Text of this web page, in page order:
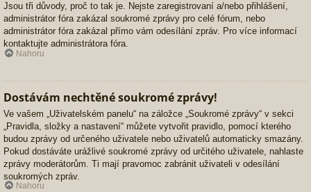
Jsou tři důvody, proč to tak je. Nejste zaregistrovaní a/nebo přihlášení,
administrátor fóra zakázal soukromé zprávy pro celé fórum, nebo
administrátor fóra zakázal přímo vám odesílání zpráv. Pro více informací
kontaktujte administrátora fóra.
Nahoru
Dostávám nechtěné soukromé zprávy!
Ve vašem „Uživatelském panelu“ na záložce „Soukromé zprávy“ v sekci
„Pravidla, složky a nastavení“ můžete vytvořit pravidlo, pomocí kterého
budou zprávy od určeného uživatele nebo uživatelů automaticky smazány.
Pokud dostáváte urážlivé soukromé zprávy od určitého uživatele, nahlaste
zprávy moderátorům. Ti mají pravomoc zabránit uživateli v odesílání
soukromých zpráv.
Nahoru